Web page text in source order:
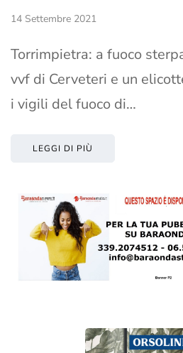
14 Settembre 2021
Torrimpietra: a fuoco
vvf di Cerveteri e un
i vigili del fuoco di…
LEGGI DI PIÙ